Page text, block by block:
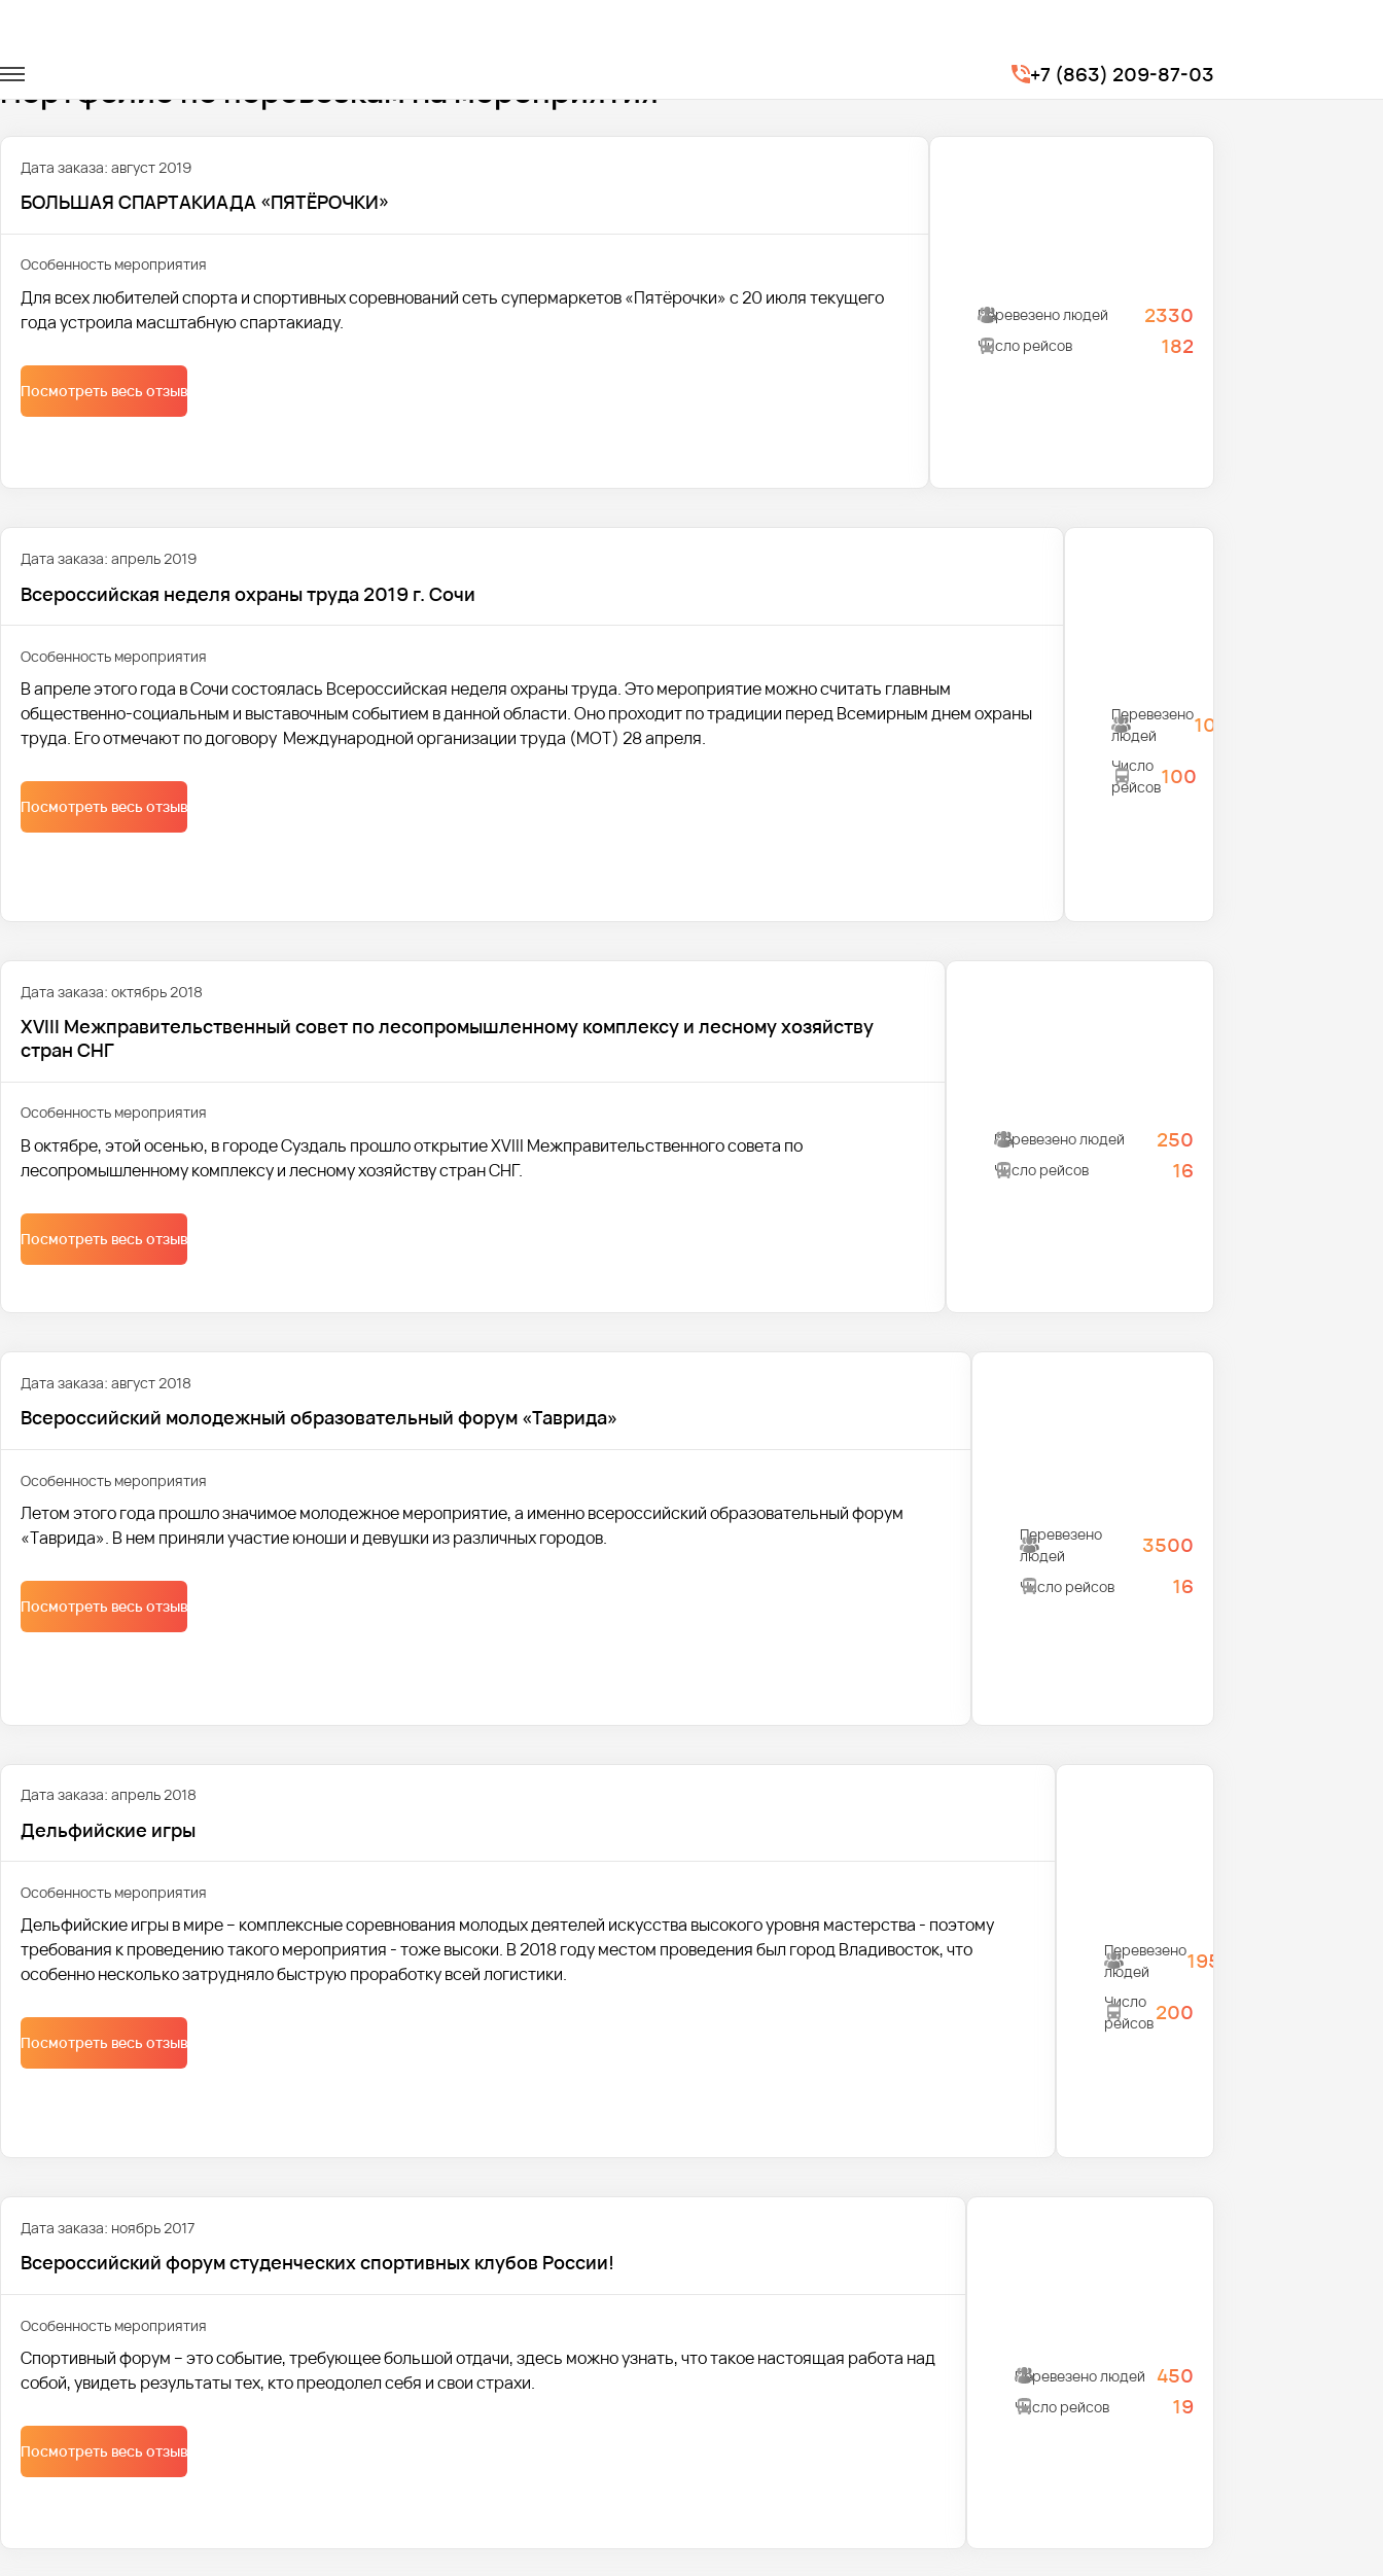
+7 (863) 209-87-03
Портфолио по перевозкам на мероприятия
Дата заказа: август 2019
БОЛЬШАЯ СПАРТАКИАДА «ПЯТЁРОЧКИ»
Особенность мероприятия
Для всех любителей спорта и спортивных соревнований сеть супермаркетов «Пятёрочки» с 20 июля текущего
года устроила масштабную спартакиаду.
Посмотреть весь отзыв
Перевезено людей 2330
Число рейсов 182
Дата заказа: апрель 2019
Всероссийская неделя охраны труда 2019 г. Сочи
Особенность мероприятия
В апреле этого года в Сочи состоялась Всероссийская неделя охраны труда. Это мероприятие можно считать главным
общественно-социальным и выставочным событием в данной области. Оно проходит по традиции перед Всемирным днем охраны
труда. Его отмечают по договору Международной организации труда (МОТ) 28 апреля.
Посмотреть весь отзыв
Перевезено
людей
100000
Число
рейсов100
Дата заказа: октябрь 2018
XVIII Межправительственный совет по лесопромышленному комплексу и лесному хозяйству
стран СНГ
Особенность мероприятия
В октябре, этой осенью, в городе Суздаль прошло открытие XVIII Межправительственного совета по
лесопромышленному комплексу и лесному хозяйству стран СНГ.
Посмотреть весь отзыв
Перевезено людей 250
Число рейсов 16
Дата заказа: август 2018
Всероссийский молодежный образовательный форум «Таврида»
Особенность мероприятия
Летом этого года прошло значимое молодежное мероприятие, а именно всероссийский образовательный форум
«Таврида». В нем приняли участие юноши и девушки из различных городов.
Посмотреть весь отзыв
Перевезено
людей
3500
Число рейсов 16
Дата заказа: апрель 2018
Дельфийские игры
Особенность мероприятия
Дельфийские игры в мире – комплексные соревнования молодых деятелей искусства высокого уровня мастерства - поэтому
требования к проведению такого мероприятия - тоже высоки. В 2018 году местом проведения был город Владивосток, что
особенно несколько затрудняло быструю проработку всей логистики.
Посмотреть весь отзыв
Перевезено
людей
1950
Число
рейсов200
Дата заказа: ноябрь 2017
Всероссийский форум студенческих спортивных клубов России!
Особенность мероприятия
Спортивный форум – это событие, требующее большой отдачи, здесь можно узнать, что такое настоящая работа над
собой, увидеть результаты тех, кто преодолел себя и свои страхи.
Посмотреть весь отзыв
Перевезено людей 450
Число рейсов 19